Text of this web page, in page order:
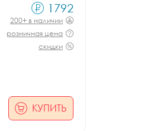
1792
200+ в наличии
розничная цена
скидки
КУПИТЬ